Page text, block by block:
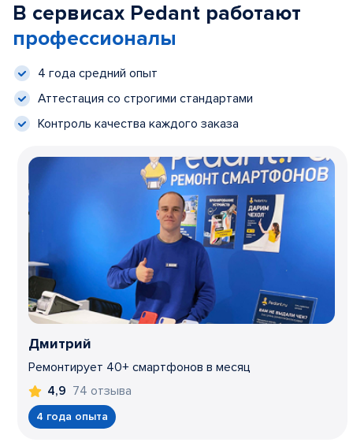
В сервисах Pedant работают
профессионалы
4 года средний опыт
Аттестация со строгими стандартами
Контроль качества каждого заказа
Дмитрий
Ремонтирует 40+ смартфонов в месяц
4,9 74 отзыва
4 года опыта